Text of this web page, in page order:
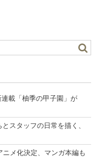
載「柚季の甲子園」が
スタッフの日常を描く、
ニメ化決定、マンガ本編も